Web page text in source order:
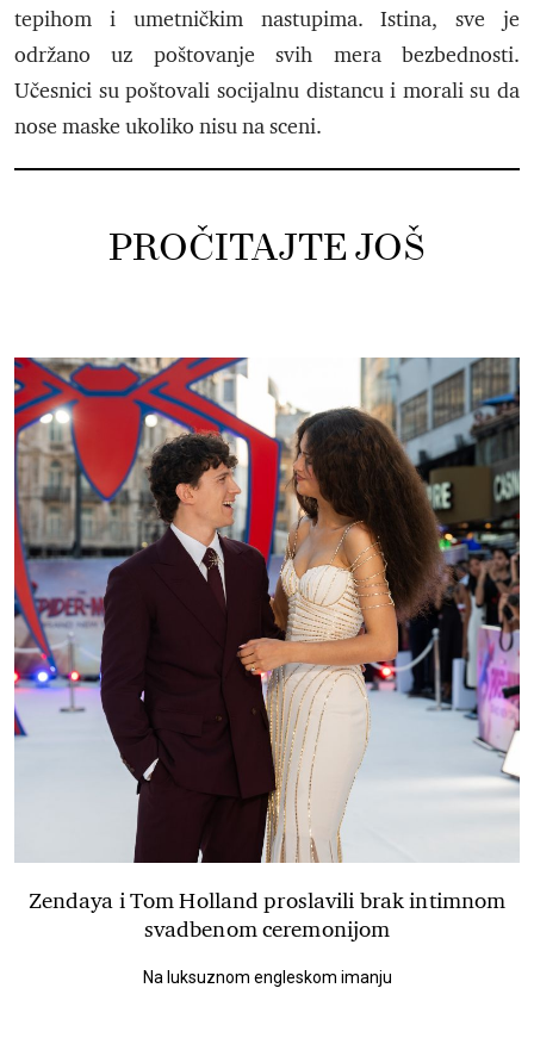
tepihom i umetničkim nastupima. Istina, sve je
održano uz poštovanje svih mera bezbednosti.
Učesnici su poštovali socijalnu distancu i morali su da
nose maske ukoliko nisu na sceni.
PROČITAJTE JOŠ
Zendaya i Tom Holland proslavili brak intimnom
svadbenom ceremonijom
Na luksuznom engleskom imanju